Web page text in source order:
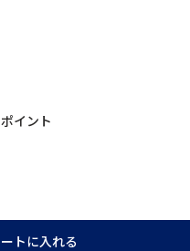
ポイント
トに入れる